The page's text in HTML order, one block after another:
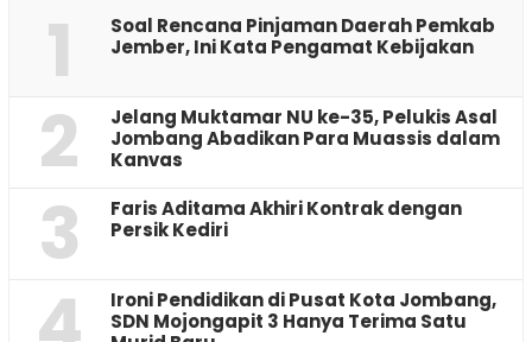
1
‎Soal Rencana Pinjaman Daerah Pemkab
Jember, Ini Kata Pengamat Kebijakan ‎
2
Jelang Muktamar NU ke-35, Pelukis Asal
Jombang Abadikan Para Muassis dalam
Kanvas
3
Faris Aditama Akhiri Kontrak dengan
Persik Kediri
Ironi Pendidikan di Pusat Kota Jombang,
SDN Mojongapit 3 Hanya Terima Satu